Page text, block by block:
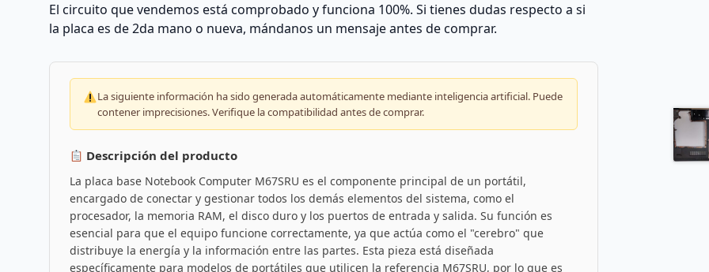
El circuito que vendemos está comprobado y funciona 100%. Si tienes dudas respecto a si
la placa es de 2da mano o nueva, mándanos un mensaje antes de comprar.
La siguiente información ha sido generada automáticamente mediante inteligencia artificial. Puede
contener imprecisiones. Verifique la compatibilidad antes de comprar.
Descripción del producto
La placa base Notebook Computer M67SRU es el componente principal de un portátil,
encargado de conectar y gestionar todos los demás elementos del sistema, como el
procesador, la memoria RAM, el disco duro y los puertos de entrada y salida. Su función es
esencial para que el equipo funcione correctamente, ya que actúa como el "cerebro" que
distribuye la energía y la información entre las partes. Esta pieza está diseñada
específicamente para modelos de portátiles que utilicen la referencia M67SRU, por lo que es